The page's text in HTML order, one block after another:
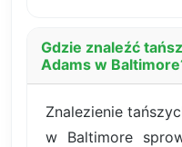
Gdzie znaleźć
Adams w
Znalezienie
w Baltimore